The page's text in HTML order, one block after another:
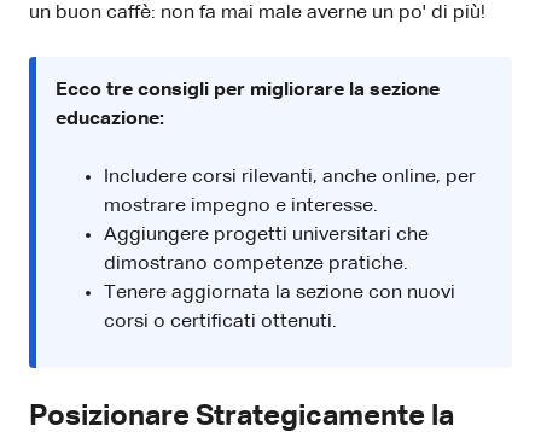
un buon caffè: non fa mai male averne un po' di più!
Ecco tre consigli per migliorare la sezione
educazione:
Includere corsi rilevanti, anche online, per
mostrare impegno e interesse.
Aggiungere progetti universitari che
dimostrano competenze pratiche.
Tenere aggiornata la sezione con nuovi
corsi o certificati ottenuti.
Posizionare Strategicamente la